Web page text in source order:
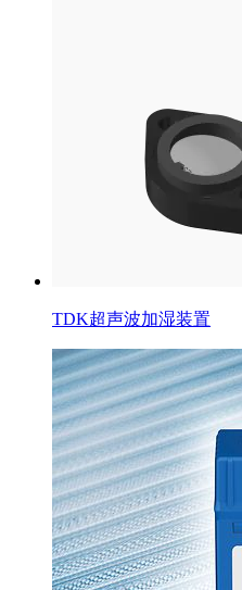
TDK超声波加湿装置